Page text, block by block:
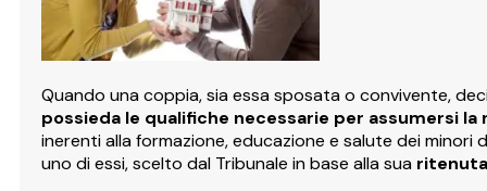
Quando una coppia, sia essa sposata o convivente,
possieda le qualifiche necessarie per assumersi
inerenti alla formazione, educazione e salute dei
uno di essi, scelto dal Tribunale in base alla sua